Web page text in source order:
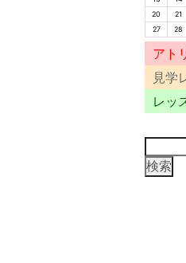
20
21
27
28
アト
見学
レッ
検
索: